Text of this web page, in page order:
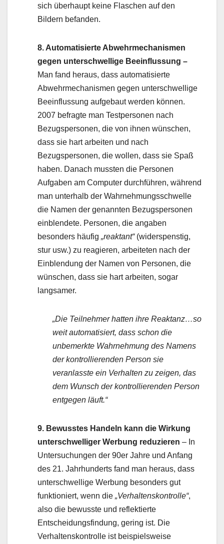
sich überhaupt keine Flaschen auf den
Bildern befanden.
8. Automatisierte Abwehrmechanismen
gegen unterschwellige Beeinflussung –
Man fand heraus, dass automatisierte
Abwehrmechanismen gegen unterschwellige
Beeinflussung aufgebaut werden können.
2007 befragte man Testpersonen nach
Bezugspersonen, die von ihnen wünschen,
dass sie hart arbeiten und nach
Bezugspersonen, die wollen, dass sie Spaß
haben. Danach mussten die Personen
Aufgaben am Computer durchführen, während
man unterhalb der Wahrnehmungsschwelle
die Namen der genannten Bezugspersonen
einblendete. Personen, die angaben
besonders häufig „reaktant“(widerspenstig,
stur usw.) zu reagieren, arbeiteten nach der
Einblendung der Namen von Personen, die
wünschen, dass sie hart arbeiten, sogar
langsamer.
„Die Teilnehmer hatten ihre Reaktanz…so
weit automatisiert, dass schon die
unbemerkte Wahrnehmung des Namens
der kontrollierenden Person sie
veranlasste ein Verhalten zu zeigen, das
dem Wunsch der kontrollierenden Person
entgegen läuft.“
9. Bewusstes Handeln kann die Wirkung
unterschwelliger Werbung reduzieren – In
Untersuchungen der 90er Jahre und Anfang
des 21. Jahrhunderts fand man heraus, dass
unterschwellige Werbung besonders gut
funktioniert, wenn die „Verhaltenskontrolle“,
also die bewusste und reflektierte
Entscheidungsfindung, gering ist. Die
Verhaltenskontrolle ist beispielsweise